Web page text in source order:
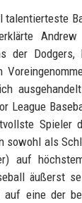
talentierteste
der
League
Spieler
sowohl als
auf
äußerst
auf eine der